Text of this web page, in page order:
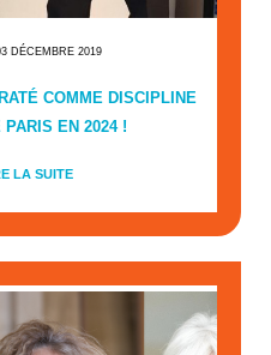
DÉCEMBRE 2019
COMME DISCIPLINE
PARIS EN 2024 !
LA SUITE